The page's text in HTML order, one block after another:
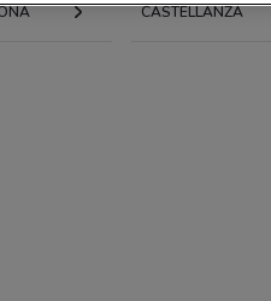
CASTELLANZA